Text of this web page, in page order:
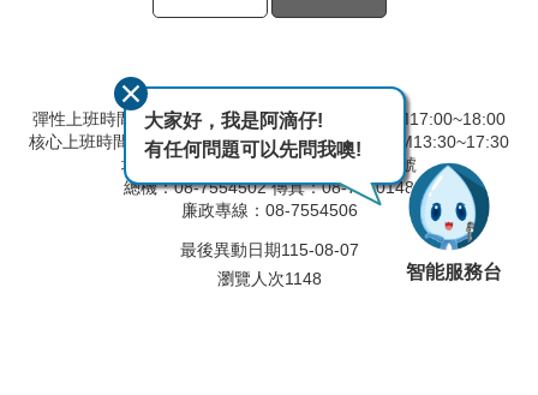
彈性上班時間：AM8:00~09:00 彈性下班時間：PM17:00~18:00
核心上班時間：星期一 ~ 星期五 AM8:30~12:30 PM13:30~17:30
地址：90093屏東縣屏東市建國路291號
總機：08-7554502 傳真：08-7560148
廉政專線：08-7554506
最後異動日期115-08-07
瀏覽人次1148
大家好，我是阿滴仔!
有任何問題可以先問我噢!
智能服務台